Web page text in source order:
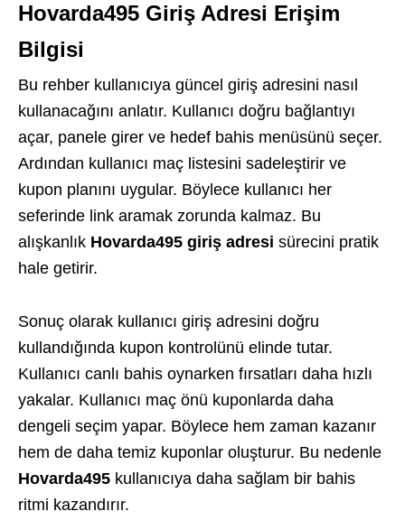
Hovarda495 Giriş Adresi Erişim
Bilgisi
Bu rehber kullanıcıya güncel giriş adresini nasıl
kullanacağını anlatır. Kullanıcı doğru bağlantıyı
açar, panele girer ve hedef bahis menüsünü seçer.
Ardından kullanıcı maç listesini sadeleştirir ve
kupon planını uygular. Böylece kullanıcı her
seferinde link aramak zorunda kalmaz. Bu
alışkanlık Hovarda495 giriş adresi sürecini pratik
hale getirir.
Sonuç olarak kullanıcı giriş adresini doğru
kullandığında kupon kontrolünü elinde tutar.
Kullanıcı canlı bahis oynarken fırsatları daha hızlı
yakalar. Kullanıcı maç önü kuponlarda daha
dengeli seçim yapar. Böylece hem zaman kazanır
hem de daha temiz kuponlar oluşturur. Bu nedenle
Hovarda495 kullanıcıya daha sağlam bir bahis
ritmi kazandırır.